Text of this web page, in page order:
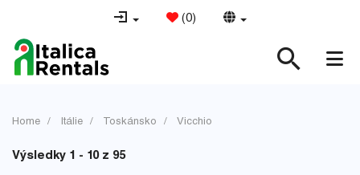
(0)
Home Itálie Toskánsko Vicchio
Výsledky 1 - 10 z 95